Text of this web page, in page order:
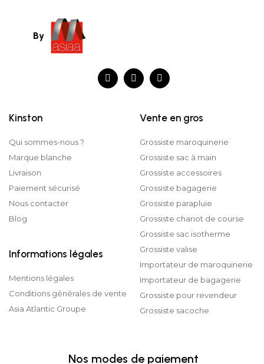
By
Kinston
Qui sommes-nous ?
Marque blanche
Livraison
Paiement sécurisé
Nous contacter
Blog
Informations légales
Mentions légales
Conditions générales de vente
Asia Atlantic Groupe
Vente en gros
Grossiste maroquinerie
Grossiste sac à main
Grossiste accessoires
Grossiste bagagerie
Grossiste parapluie
Grossiste chariot de course
Grossiste sac isotherme
Grossiste valise
Importateur de maroquinerie
Importateur de bagagerie
Grossiste pour revendeur
Grossiste sacoche
Nos modes de paiement